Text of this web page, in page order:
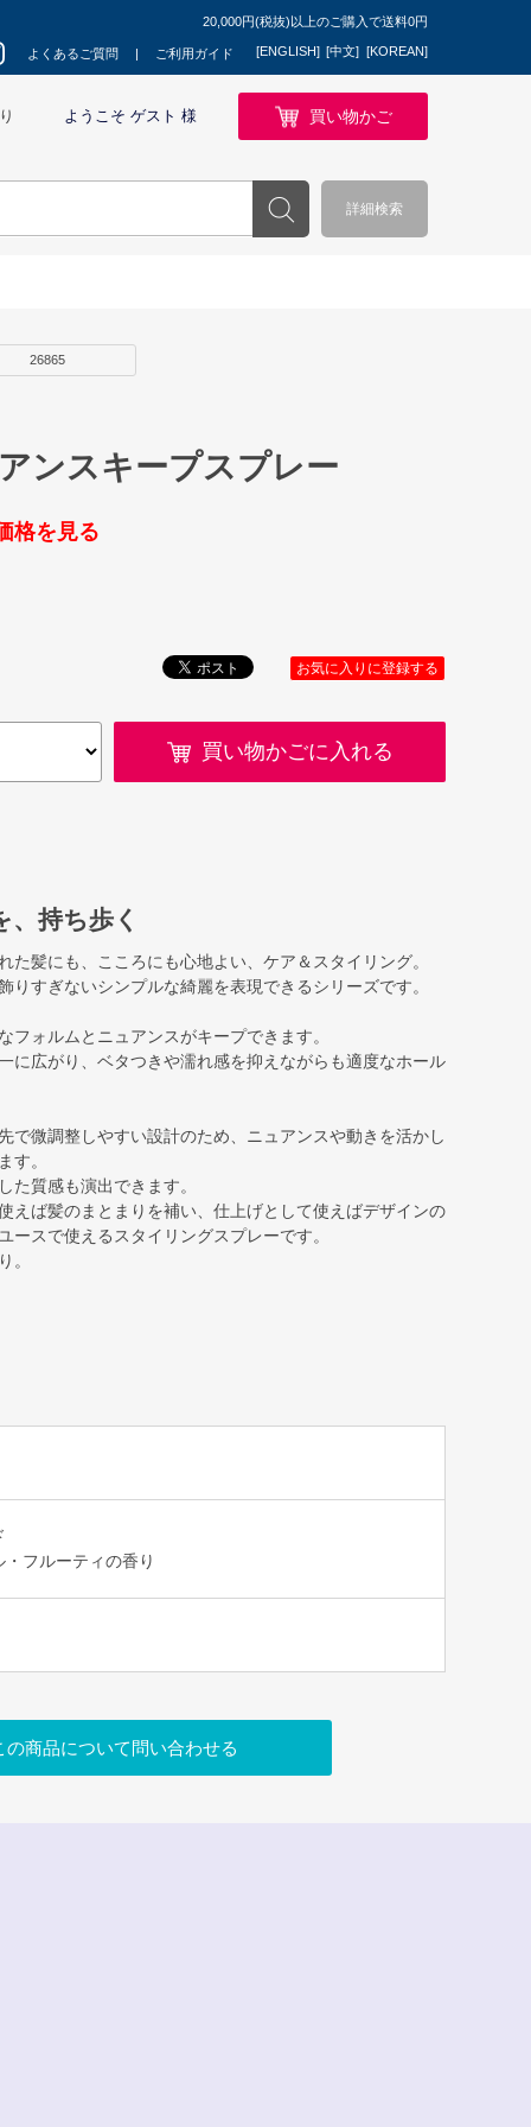
20,000円(税抜)以上のご購入で送料0円
よくあるご質問 ご利用ガイド [ENGLISH] [中文] [KOREAN]
ようこそ ゲスト 様 買い物かご
詳細検索
26865
ンスキープスプレー
格を見る
お気に入りに登録する
買い物かごに入れる
持ち歩く
た髪にも、こころにも心地よい、ケア＆スタイリング。
りすぎないシンプルな綺麗を表現できるシリーズです。
フォルムとニュアンスがキープできます。
に広がり、ベタつきや濡れ感を抑えながらも適度なホール
で微調整しやすい設計のため、ニュアンスや動きを活かし
す。
た質感も演出できます。
えば髪のまとまりを補い、仕上げとして使えばデザインの
ースで使えるスタイリングスプレーです。
。
・フルーティの香り
の商品について問い合わせる